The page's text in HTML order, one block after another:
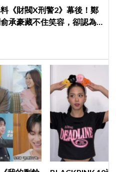
《財閥X刑警2》幕後！鄭
承豪藏不住笑容，卻認為